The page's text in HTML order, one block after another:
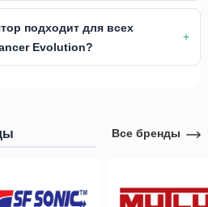
подходит для всех
Evolution?
Все бренды